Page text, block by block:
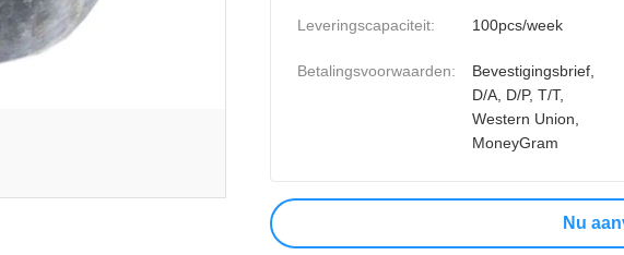
Leveringscapaciteit: 100pcs/week
Betalingsvoorwaarden:
Bevestigingsbrief,
D/A, D/P, T/T,
Western Union,
MoneyGram
Nu